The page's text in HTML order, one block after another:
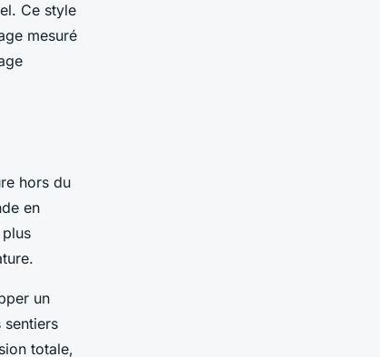
Ce style
mesuré
hors du
en
un
sentiers
totale,